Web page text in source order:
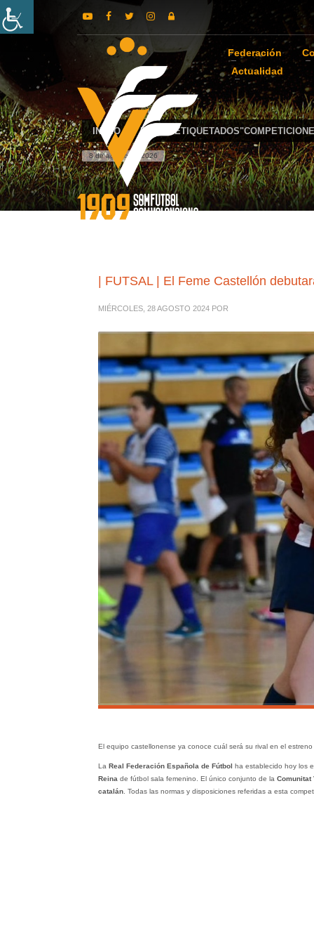
Federación
Actualidad
INICIO POSTS
8 de agosto de 2026
| FUTSAL | El Feme Castellón
MIÉRCOLES, 28 AGOSTO 2024 POR
El equipo castellonense ya conoce cuál será su rival en el
La Real Federación Española de Fútbol ha establecido hoy los
Reina de fútbol sala femenino. El único conjunto de la Comunitat
catalán. Todas las normas y disposiciones referidas a esta